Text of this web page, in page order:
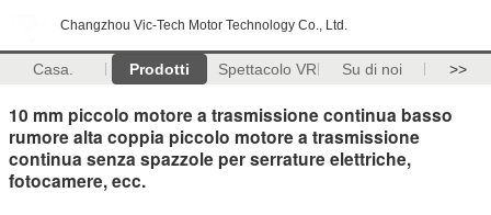
Changzhou Vic-Tech Motor Technology Co., Ltd.
Casa. Prodotti Spettacolo VR Su di noi >>
10 mm piccolo motore a trasmissione continua basso
rumore alta coppia piccolo motore a trasmissione
continua senza spazzole per serrature elettriche,
fotocamere, ecc.